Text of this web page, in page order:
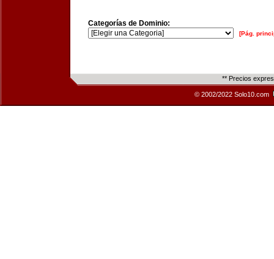
Categorías de Dominio:
[Pág.
** Precios
© 2002/2022 Solo10.com